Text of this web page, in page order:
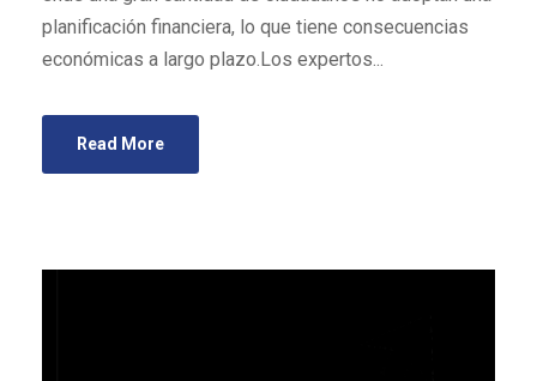
planificación financiera, lo que tiene consecuencias
económicas a largo plazo.Los expertos...
Read More